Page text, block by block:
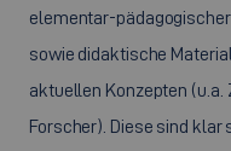
elementar-
sowie didaktische
aktuellen Konzepten (u.a.
Forscher). Diese sind